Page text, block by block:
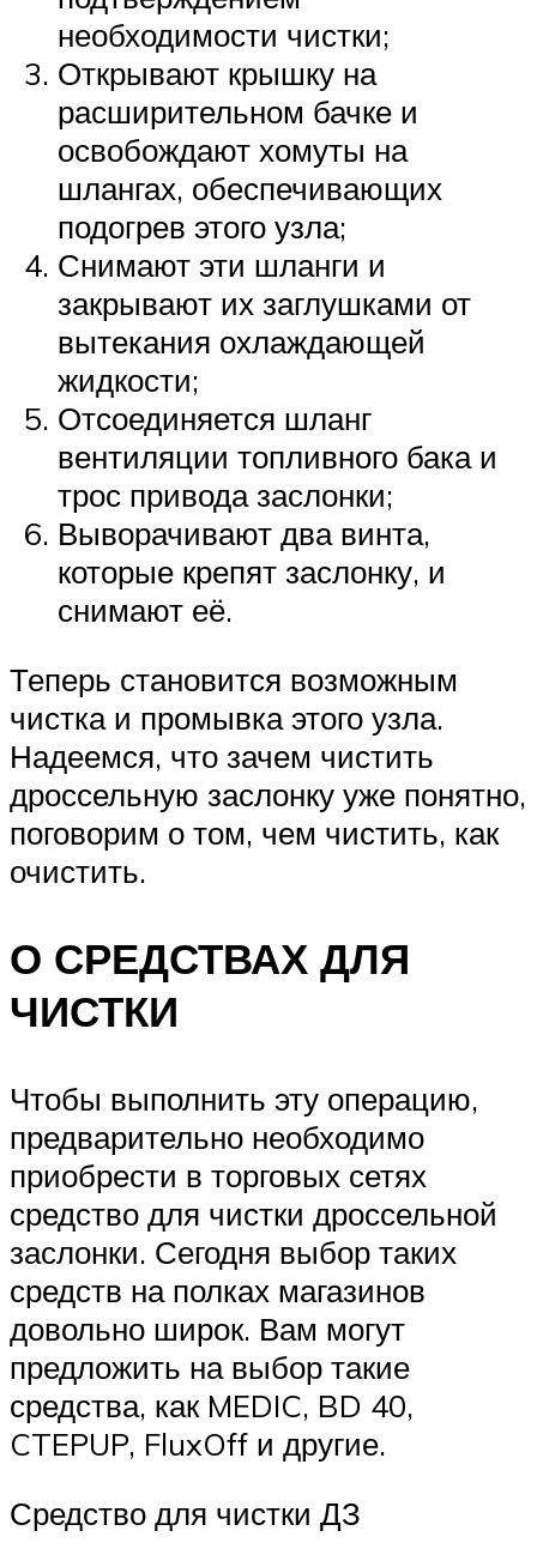
необходимости чистки;
Открывают крышку на
расширительном бачке и
освобождают хомуты на
шлангах, обеспечивающих
подогрев этого узла;
Снимают эти шланги и
закрывают их заглушками от
вытекания охлаждающей
жидкости;
Отсоединяется шланг
вентиляции топливного бака и
трос привода заслонки;
Выворачивают два винта,
которые крепят заслонку, и
снимают её.
Теперь становится возможным
чистка и промывка этого узла.
Надеемся, что зачем чистить
дроссельную заслонку уже понятно,
поговорим о том, чем чистить, как
очистить.
О СРЕДСТВАХ ДЛЯ
ЧИСТКИ
Чтобы выполнить эту операцию,
предварительно необходимо
приобрести в торговых сетях
средство для чистки дроссельной
заслонки. Сегодня выбор таких
средств на полках магазинов
довольно широк. Вам могут
предложить на выбор такие
средства, как MEDIC, BD 40,
CTEPUP, FluxOff и другие.
Средство для чистки ДЗ